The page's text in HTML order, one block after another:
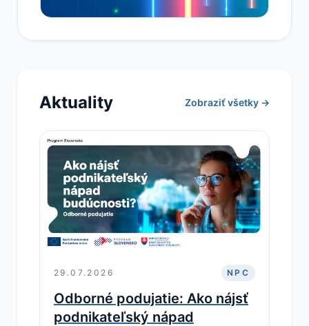
Aktuality Zobraziť všetky →
29.07.2026 NPC
Odborné podujatie: Ako nájsť
podnikateľský nápad